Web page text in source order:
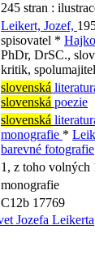
245 stran :
Leikert, Jozef,
spisovatel *
PhDr, DrSC.,
kritik,
slovenská
slovenská poezie
slovenská
monografie *
barevné fotografie
1, z toho volných
monografie
C12b 17769